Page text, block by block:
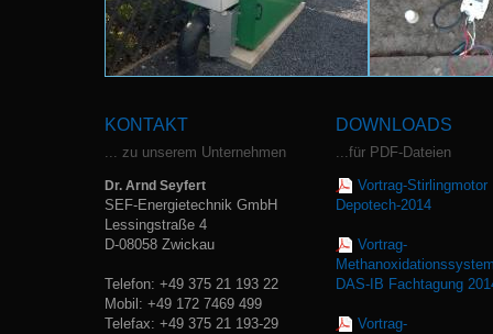
KONTAKT
... zu unserem Unternehmen
Dr. Arnd Seyfert
SEF-Energietechnik GmbH
Lessingstraße 4
D-08058 Zwickau
Telefon: +49 375 21 193 22
Mobil: +49 172 7469 499
Telefax: +49 375 21 193-29
DOWNLOADS
...für PDF-Dateien
Vortrag-Stirlingmotor
Depotech-2014
Vortrag-
DAS-IB Fachtagung
Vortrag-